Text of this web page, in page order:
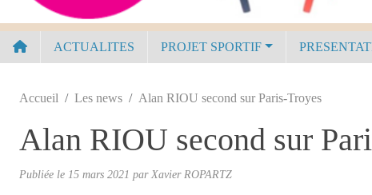
ACTUALITES PROJET SPORTIF
Accueil Les news Alan RIOU second sur Paris-Troyes
Alan RIOU second sur
Publiée le 15 mars 2021 par Xavier ROPARTZ